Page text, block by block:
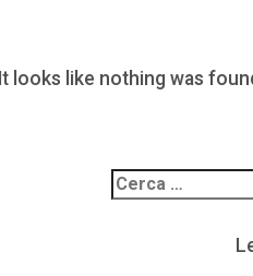
It looks like nothing was
per: